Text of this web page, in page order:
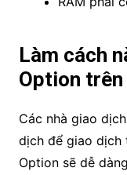
Làm cách
Option trên
Các nhà giao
dịch để giao dịch
Option sẽ dễ